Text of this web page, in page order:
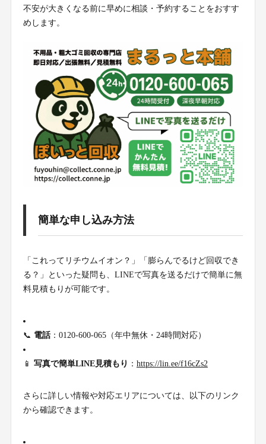
不安が大きくなる前に早めに相談・予約することをおすす
めします。
簡単な申し込み方法
「これってリチウムイオン？」「膨らんでるけど回収でき
る？」といった疑問も、LINEで写真を送るだけで簡単に無
料見積もりが可能です。
📞 電話：0120-600-065（年中無休・24時間対応）
📱 写真で簡単LINE見積もり ： https://lin.ee/f16cZs2
さらに詳しい情報や対応エリアについては、以下のリンク
から確認できます。